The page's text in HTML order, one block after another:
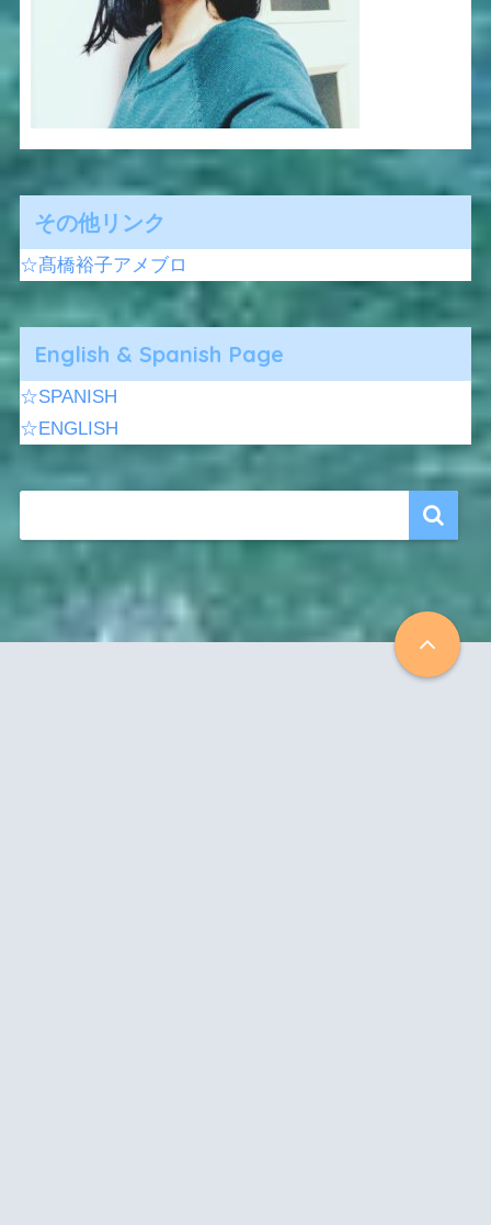
その他リンク
☆髙橋裕子アメブロ
English & Spanish Page
☆SPANISH
☆ENGLISH